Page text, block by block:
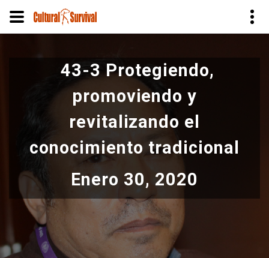
43-3 Protegiendo,
promoviendo y
revitalizando el
conocimiento tradicional
Enero 30, 2020